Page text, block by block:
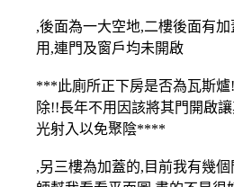
,後面為一大空地,二樓後面有
用,連門及窗戶均未開啟
***此廁所正下房是否為瓦斯
除!!長年不用因該將其門開啟
光射入以免聚陰****
,另三樓為加蓋的,目前我有幾